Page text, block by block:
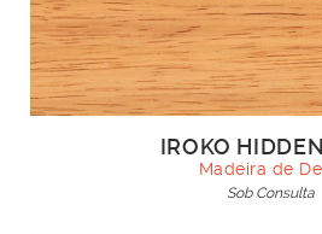
IROKO
Madeira de
Sob Consulta